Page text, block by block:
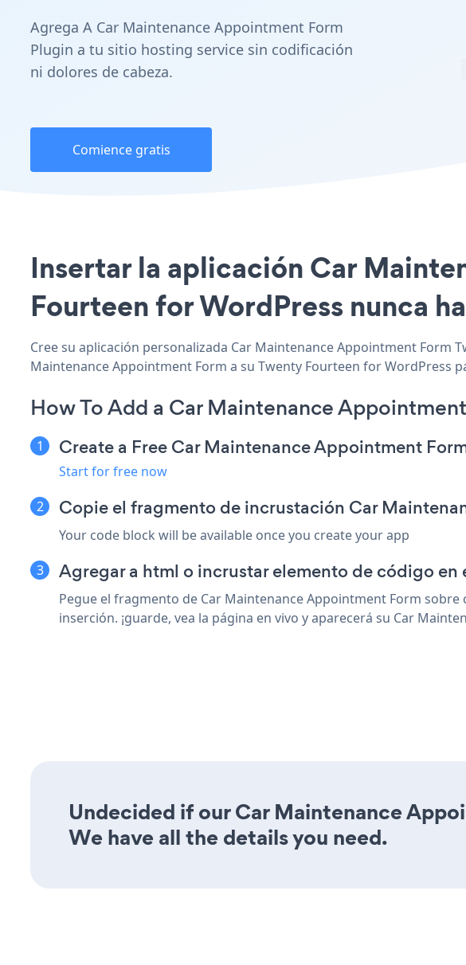
Agrega A Car Maintenance Appointment Form
Plugin a tu sitio hosting service sin codificación
ni dolores de cabeza.
Comience gratis
Insertar la aplicación Car
Fourteen for WordPress nunca
Cree su aplicación personalizada Car Maintenance Appointment Form
Maintenance Appointment Form a su Twenty Fourteen for WordPress
How To Add a Car Maintenance
Create a Free Car Maintenance Appointment
Start for free now
Copie el fragmento de incrustación Car
Your code block will be available once you create your app
Agregar a html o incrustar elemento de código
Pegue el fragmento de Car Maintenance Appointment Form
inserción. ¡guarde, vea la página en vivo y aparecerá su Car
Undecided if our Car Maintenance
We have all the details you need.